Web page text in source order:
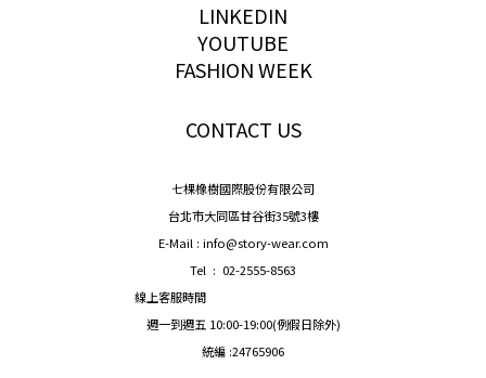
LINKEDIN
YOUTUBE
FASHION WEEK
CONTACT US
七棵橡樹國際股份有限公司
台北市大同區甘谷街35號3樓
E-Mail : info@story-wear.com
Tel : 02-2555-8563
線上客服時間
週一到週五 10:00-19:00(例假日除外)
統編 :24765906